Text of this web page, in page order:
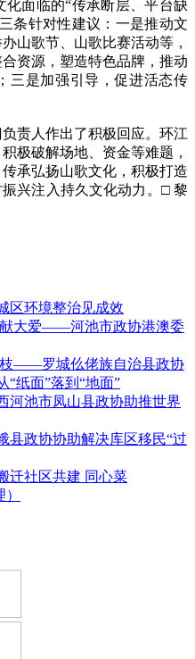
面临的“传承断层、平台缺
条针对性建议：一是推动文
山歌节、山歌比赛活动等，
资源，塑造特色品牌，推动
三是加强引导，促进活态传
人作出了积极回应。环江
极破解场地、资金等难题，
承弘扬山歌文化，积极打造
兴注入持久文化动力。□ 黎
区环境整治见成效
献大爱——河池市政协港澳委
——罗城仫佬族自治县政协
“纸面”落到“地面”
池市凤山县政协助推世界
县政协协助解决库区移民“过
迁社区共建 同心菜